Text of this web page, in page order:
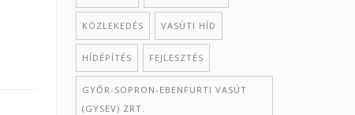
KÖZLEKEDÉS VASÚTI HÍD
HÍDÉPÍTÉS FEJLESZTÉS
GYŐR-SOPRON-EBENFURTI VASÚT
(GYSEV) ZRT.